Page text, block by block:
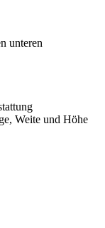
unteren
Weite und Höhe